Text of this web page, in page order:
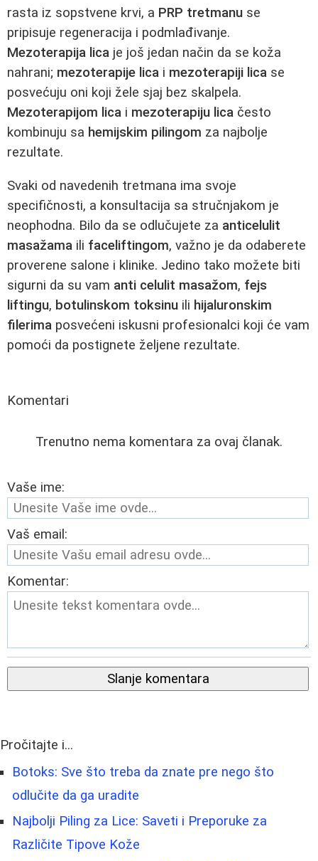
rasta iz sopstvene krvi, a PRP tretmanu se
pripisuje regeneracija i podmlađivanje.
Mezoterapija lica je još jedan način da se koža
nahrani; mezoterapije lica i mezoterapiji lica se
posvećuju oni koji žele sjaj bez skalpela.
Mezoterapijom lica i mezoterapiju lica često
kombinuju sa hemijskim pilingom za najbolje
rezultate.
Svaki od navedenih tretmana ima svoje
specifičnosti, a konsultacija sa stručnjakom je
neophodna. Bilo da se odlučujete za anticelulit
masažama ili faceliftingom, važno je da odaberete
proverene salone i klinike. Jedino tako možete biti
sigurni da su vam anti celulit masažom, fejs
liftingu, botulinskom toksinu ili hijaluronskim
filerima posvećeni iskusni profesionalci koji će vam
pomoći da postignete željene rezultate.
Komentari
Trenutno nema komentara za ovaj članak.
Vaše ime:
Vaš email:
Komentar:
Slanje komentara
Pročitajte i...
Botoks: Sve što treba da znate pre nego što
odlučite da ga uradite
Najbolji Piling za Lice: Saveti i Preporuke za
Različite Tipove Kože